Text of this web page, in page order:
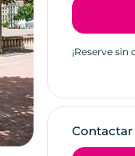
Touroperadores y
Operadores de
¡Reserve
Contactar